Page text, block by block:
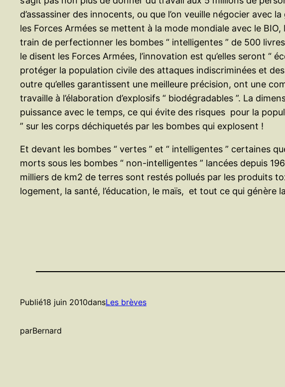
d’assassiner des innocents, ou que l’on veuille négocier
les Forces Armées se mettent à la mode mondiale avec le BIO,
train de perfectionner les bombes “ intelligentes ” de 500
le disent les Forces Armées, l’innovation est qu’elles seront “
protéger la population civile des attaques indiscriminées et
outre qu’elles garantissent une meilleure précision, ont une
travaille à l’élaboration d’explosifs “ biodégradables ”. La
puissance avec le temps, ce qui évite des risques pour la
” sur les corps déchiquetés par les bombes qui explosent !
Et devant les bombes “ vertes ” et “ intelligentes ” certaines
morts sous les bombes “ non-intelligentes ” lancées depuis
milliers de km2 de terres sont restés pollués par les produits
logement, la santé, l’éducation, le maïs, et tout ce qui
Publié18 juin 2010dansLes brèves
parBernard